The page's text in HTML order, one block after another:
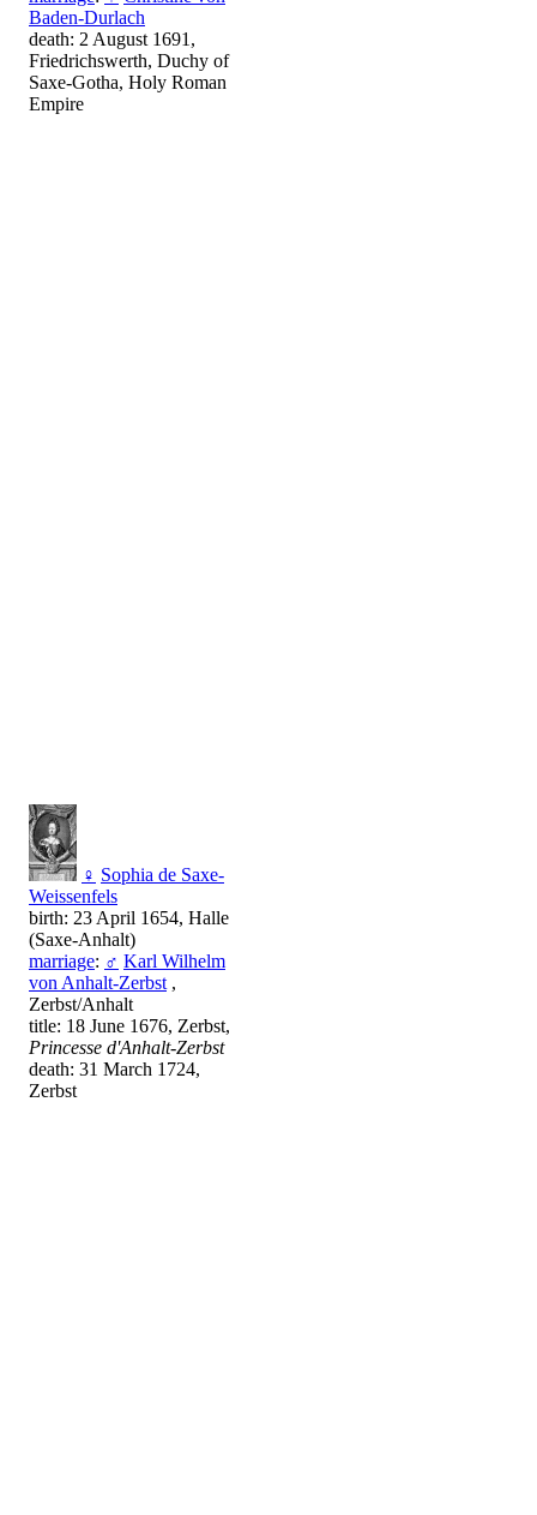
Baden-Durlach
death: 2 August 1691,
Friedrichswerth, Duchy of
Saxe-Gotha, Holy Roman
Empire
♀ Sophia de Saxe-
Weissenfels
birth: 23 April 1654, Halle
(Saxe-Anhalt)
marriage: ♂ Karl Wilhelm
von Anhalt-Zerbst ,
Zerbst/Anhalt
title: 18 June 1676, Zerbst,
Princesse d'Anhalt-Zerbst
death: 31 March 1724,
Zerbst